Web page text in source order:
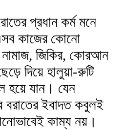
প্রধান কর্ম মনে
কাজের কোনো
নামাজ, জিকির, কোরআন
দিয়ে হালুয়া-রুটি
হয়ে যান। যেন
বরাতের ইবাদত কবুলই
কাম্য নয়।